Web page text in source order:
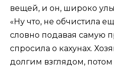
вещей, и он, широко
«Ну что, не обчистила
словно подавая самую
спросила о кахунах.
долгим взглядом,